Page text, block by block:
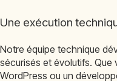
Une exécution
Notre équipe technique
sécurisés et évolutifs.
WordPress ou un